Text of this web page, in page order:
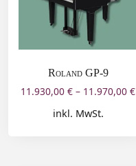
Roland GP-9
11.930,00€ – 11.970,00€
inkl. MwSt.